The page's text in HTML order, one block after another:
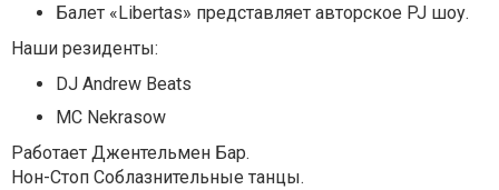
Балет «Libertas» представляет авторское PJ шоу.
Наши резиденты:
DJ Andrew Beats
МС Nekrasow
Работает Джентельмен Бар.
Нон-Стоп Соблазнительные танцы.